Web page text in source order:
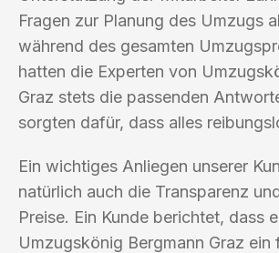
Fragen zur Planung des Umzugs
während des gesamten
hatten die Experten von
Graz stets die passenden
sorgten dafür, dass alles
Ein wichtiges Anliegen unserer
natürlich auch die Transparenz
Preise. Ein Kunde berichtet, dass
Umzugskönig Bergmann Graz